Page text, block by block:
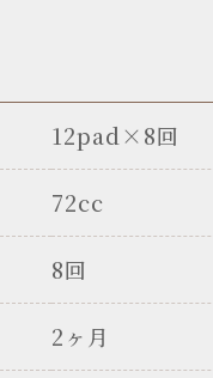
12pad×8回
72cc
8回
2ヶ月